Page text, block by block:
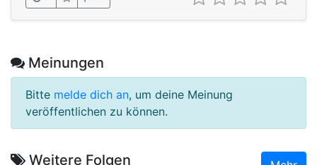
Meinungen
Bitte melde dich an, um deine Meinung
veröffentlichen zu können.
Weitere Folgen